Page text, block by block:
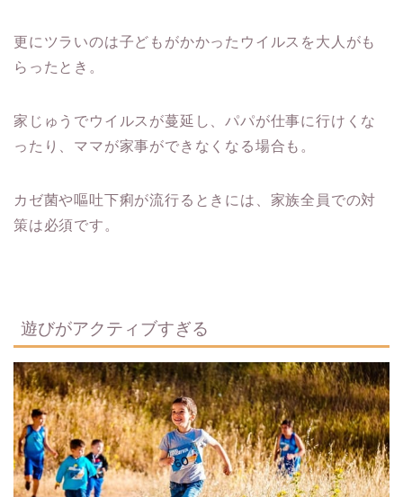
更にツラいのは子どもがかかったウイルスを大人がも
らったとき。
家じゅうでウイルスが蔓延し、パパが仕事に行けくな
ったり、ママが家事ができなくなる場合も。
カゼ菌や嘔吐下痢が流行るときには、家族全員での対
策は必須です。
遊びがアクティブすぎる